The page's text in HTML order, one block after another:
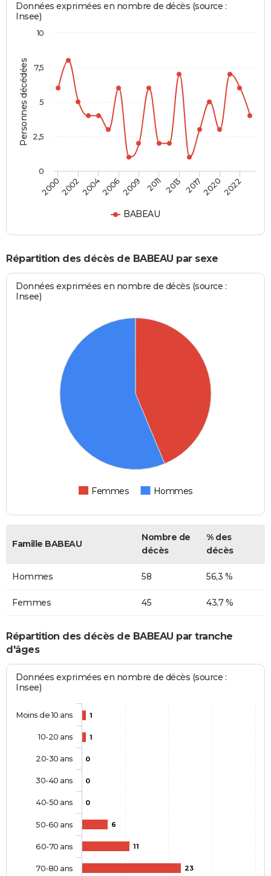
Personnes décédées
Données exprimées en nombre de décès (source :
Insee)
BABEAU
20002002200420062009 2011 2013 201720202022
0
10
2,5
5
7,5
Répartition des décès de BABEAU par sexe
Données exprimées en nombre de décès (source :
Insee)
Femmes Hommes
Famille BABEAU
Nombre de
décès
% des
décès
Hommes 58 56,3 %
Femmes 45 43,7 %
Répartition des décès de BABEAU par tranche
d'âges
Données exprimées en nombre de décès (source :
Insee)
1
1
0
0
0
6
11
23
Moins de 10 ans
10-20 ans
20-30 ans
30-40 ans
40-50 ans
50-60 ans
60-70 ans
70-80 ans